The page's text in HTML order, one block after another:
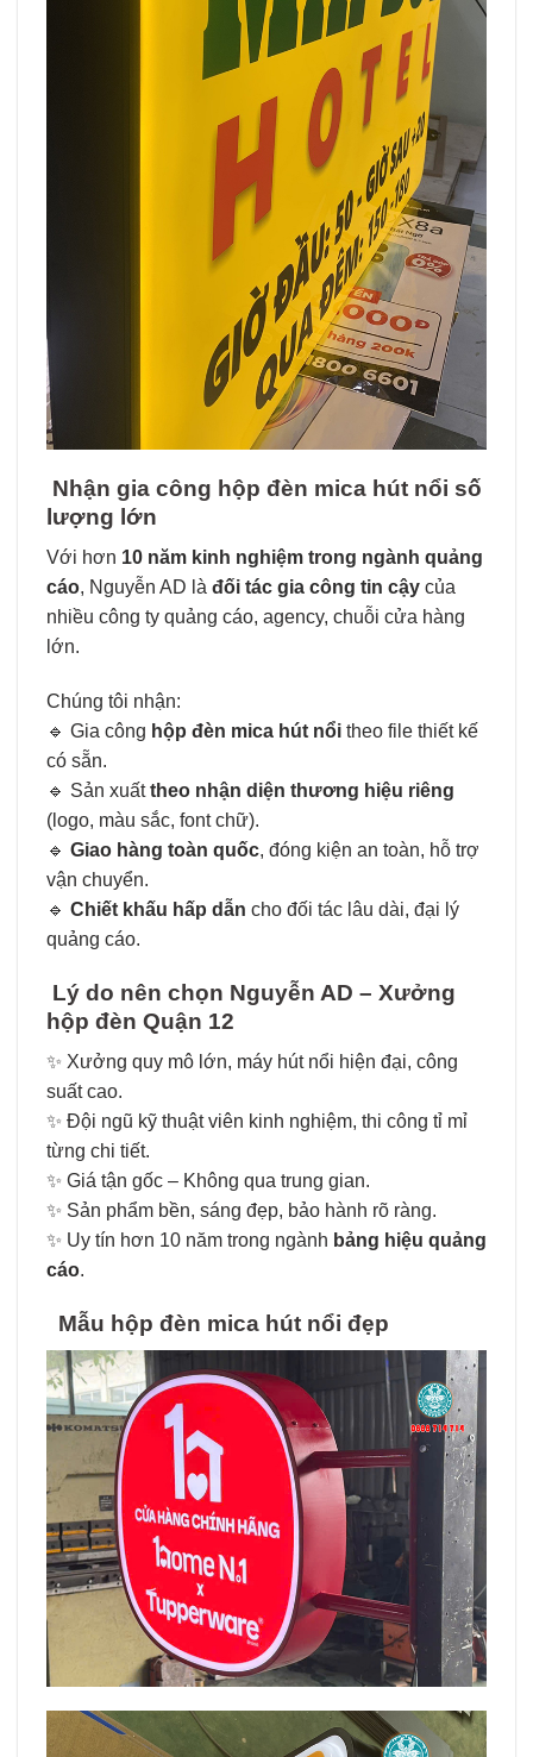
Nhận gia công hộp đèn mica hút nổi số
lượng lớn
Với hơn 10 năm kinh nghiệm trong ngành quảng
cáo, Nguyễn AD là đối tác gia công tin cậy của
nhiều công ty quảng cáo, agency, chuỗi cửa hàng
lớn.
Chúng tôi nhận:
🔹 Gia công hộp đèn mica hút nổi theo file thiết kế
có sẵn.
🔹 Sản xuấttheo nhận diện thương hiệu riêng
(logo, màu sắc, font chữ).
🔹 Giao hàng toàn quốc, đóng kiện an toàn, hỗ trợ
vận chuyển.
🔹 Chiết khấu hấp dẫn cho đối tác lâu dài, đại lý
quảng cáo.
Lý do nên chọn Nguyễn AD – Xưởng
hộp đèn Quận 12
✨ Xưởng quy mô lớn, máy hút nổi hiện đại, công
suất cao.
✨ Đội ngũ kỹ thuật viên kinh nghiệm, thi công tỉ mỉ
từng chi tiết.
✨ Giá tận gốc – Không qua trung gian.
✨ Sản phẩm bền, sáng đẹp, bảo hành rõ ràng.
✨ Uy tín hơn 10 năm trong ngành bảng hiệu quảng
cáo.
Mẫu hộp đèn mica hút nổi đẹp